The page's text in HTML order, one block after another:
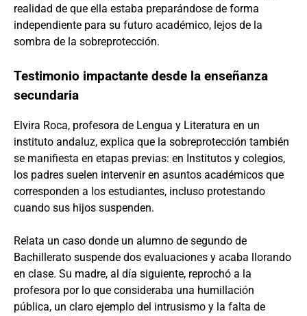
realidad de que ella estaba preparándose de forma
independiente para su futuro académico, lejos de la
sombra de la sobreprotección.
Testimonio impactante desde la enseñanza
secundaria
Elvira Roca, profesora de Lengua y Literatura en un
instituto andaluz, explica que la sobreprotección también
se manifiesta en etapas previas: en Institutos y colegios,
los padres suelen intervenir en asuntos académicos que
corresponden a los estudiantes, incluso protestando
cuando sus hijos suspenden.
Relata un caso donde un alumno de segundo de
Bachillerato suspende dos evaluaciones y acaba llorando
en clase. Su madre, al día siguiente, reprochó a la
profesora por lo que consideraba una humillación
pública, un claro ejemplo del intrusismo y la falta de